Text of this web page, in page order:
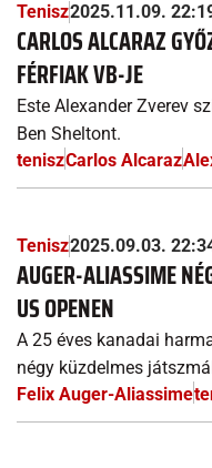
Tenisz2025.11.09.
CARLOS ALCARAZ
FÉRFIAK VB-JE
Este Alexander Zverev
Ben Sheltont.
teniszCarlos Alcaraz
Tenisz2025.09.03.
AUGER-ALIASSIME
US OPENEN
A 25 éves kanadai
négy küzdelmes
Felix Auger-Aliassime